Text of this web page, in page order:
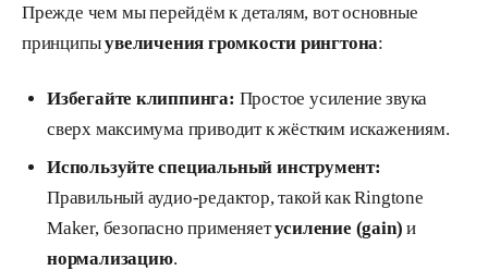
Прежде чем мы перейдём к деталям, вот основные
принципыувеличения громкости рингтона:
Избегайте клиппинга: Простое усиление звука
сверх максимума приводит к жёстким искажениям.
Используйте специальный инструмент:
Правильный аудио-редактор, такой как Ringtone
Maker, безопасно применяетусиление (gain) и
нормализацию.